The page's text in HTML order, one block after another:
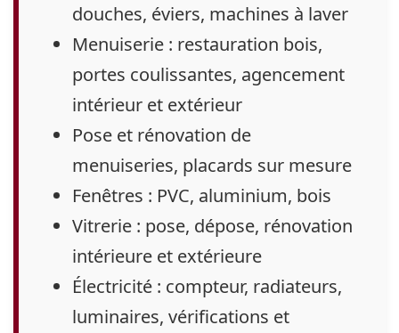
douches, éviers, machines à laver
Menuiserie : restauration bois,
portes coulissantes, agencement
intérieur et extérieur
Pose et rénovation de
menuiseries, placards sur mesure
Fenêtres : PVC, aluminium, bois
Vitrerie : pose, dépose, rénovation
intérieure et extérieure
Électricité : compteur, radiateurs,
luminaires, vérifications et